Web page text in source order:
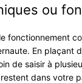
ou
fonctionnement
En plaçant
de saisir à
dans votre